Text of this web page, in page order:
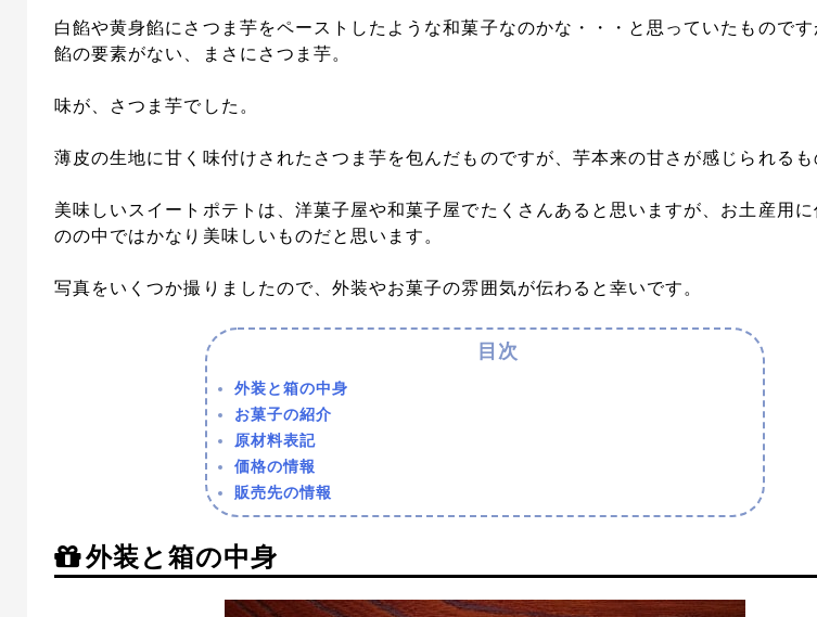
白餡や黄身餡にさつま芋をペーストしたような和菓子なのかな・・・と思っていたものです
餡の要素がない、まさにさつま芋。
味が、さつま芋でした。
薄皮の生地に甘く味付けされたさつま芋を包んだものですが、芋本来の甘さが感じられるも
美味しいスイートポテトは、洋菓子屋や和菓子屋でたくさんあると思いますが、お土産用に
のの中ではかなり美味しいものだと思います。
写真をいくつか撮りましたので、外装やお菓子の雰囲気が伝わると幸いです。
外装と箱の中身
お菓子の紹介
原材料表記
価格の情報
販売先の情報
外装と箱の中身